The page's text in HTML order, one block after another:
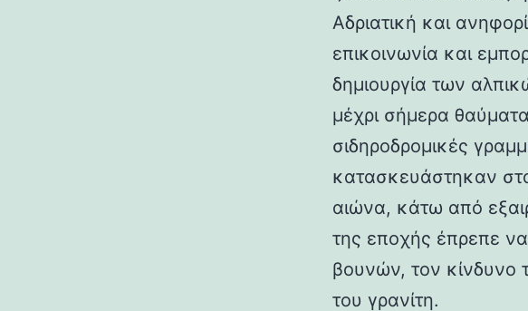
Αδριατική και
επικοινωνία και
δημιουργία των
μέχρι σήμερα
σιδηροδρομικές
κατασκευάστηκαν
αιώνα, κάτω από
της εποχής έπρεπε να
βουνών, τον κίνδυνο
του γρανίτη.